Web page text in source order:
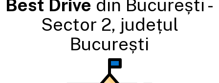
Best Drive din București -
Sector 2, județul
București